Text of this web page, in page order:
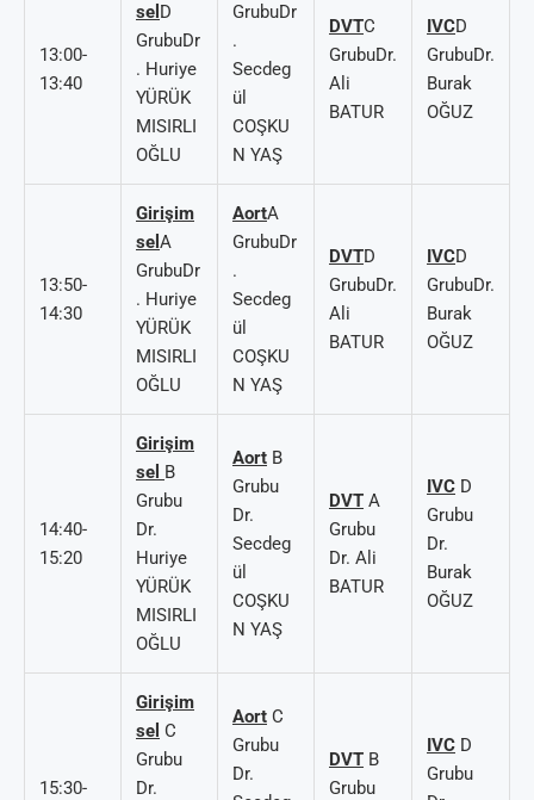
13:00-
13:40
sel D
GrubuDr
. Huriye
YÜRÜK
MISIRLI
OĞLU
GrubuDr
.
Secdeg
ül
COŞKU
N YAŞ
DVTC
GrubuDr.
Ali
BATUR
IVCD
GrubuDr.
Burak
OĞUZ
13:50-
14:30
Girişim
sel A
GrubuDr
. Huriye
YÜRÜK
MISIRLI
OĞLU
AortA
GrubuDr
.
Secdeg
ül
COŞKU
N YAŞ
DVTD
GrubuDr.
Ali
BATUR
IVCD
GrubuDr.
Burak
OĞUZ
14:40-
15:20
Girişim
sel B
Grubu
Dr.
Huriye
YÜRÜK
MISIRLI
OĞLU
Aort B
Grubu
Dr.
Secdeg
ül
COŞKU
N YAŞ
DVT A
Grubu
Dr. Ali
BATUR
IVC D
Grubu
Dr.
Burak
OĞUZ
15:30-
Girişim
sel C
Grubu
Dr.
Aort C
Grubu
Dr.
DVT B
Grubu
IVC D
Grubu